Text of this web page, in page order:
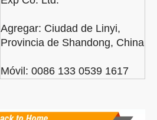
Agregar: Ciudad de Linyi,
Provincia de Shandong, China
Móvil: 0086 133 0539 1617